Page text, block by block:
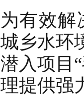
为有效解
城乡水环
潜入项目
理提供强